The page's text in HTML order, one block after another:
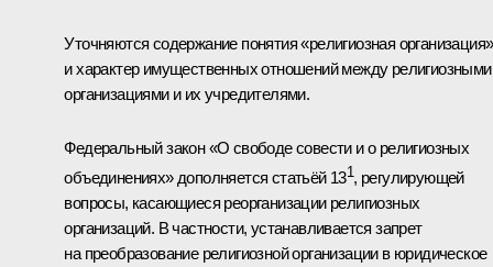
Уточняются содержание понятия «религиозная организация»
и характер имущественных отношений между религиозными
организациями и их учредителями.
Федеральный закон «О свободе совести и о религиозных
объединениях» дополняется статьёй 131, регулирующей
вопросы, касающиеся реорганизации религиозных
организаций. В частности, устанавливается запрет
на преобразование религиозной организации в юридическое